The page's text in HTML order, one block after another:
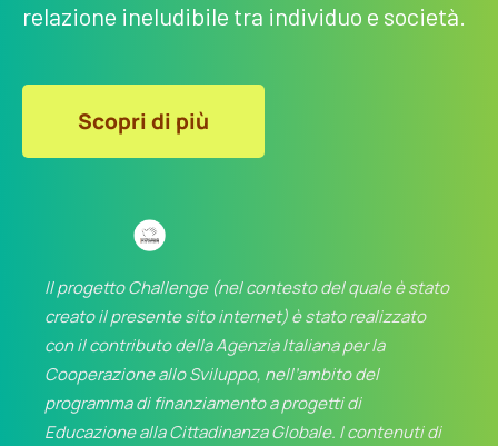
relazione ineludibile tra individuo e società.
Scopri di più
Il progetto Challenge (nel contesto del quale è stato
creato il presente sito internet) è stato realizzato
con il contributo della Agenzia Italiana per la
Cooperazione allo Sviluppo, nell’ambito del
programma di finanziamento a progetti di
Educazione alla Cittadinanza Globale. I contenuti di